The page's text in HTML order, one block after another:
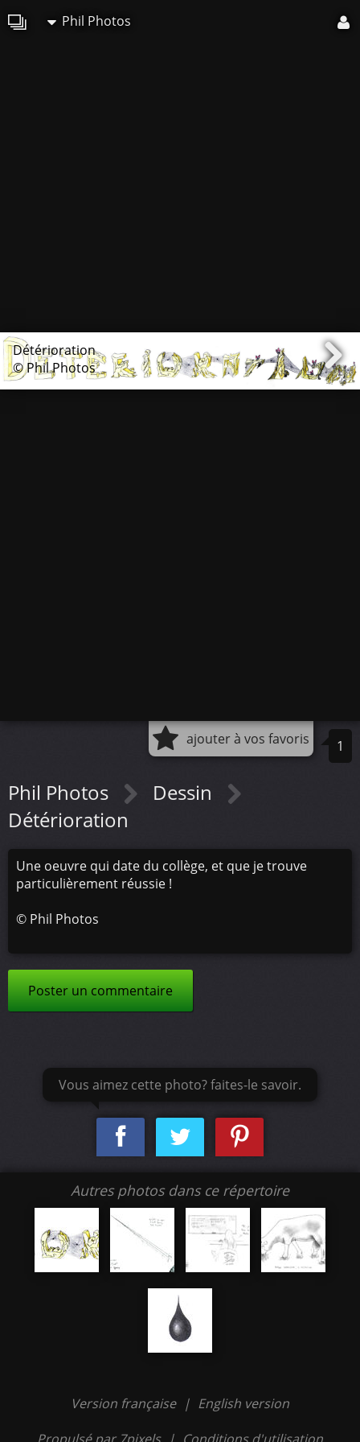
Phil Photos
Détérioration
© Phil Photos
ajouter à vos favoris 1
Phil Photos
Dessin
Détérioration
Une oeuvre qui date du collège, et que je trouve
particulièrement réussie !
© Phil Photos
Poster un commentaire
Vous aimez cette photo? faites-le savoir.
Autres photos dans ce répertoire
Version française | English version
Propulsé par 7pixels | Conditions d'utilisation